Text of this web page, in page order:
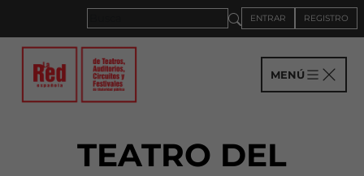
ENTRAR REGISTRO
MENÚ
TEATRO DEL